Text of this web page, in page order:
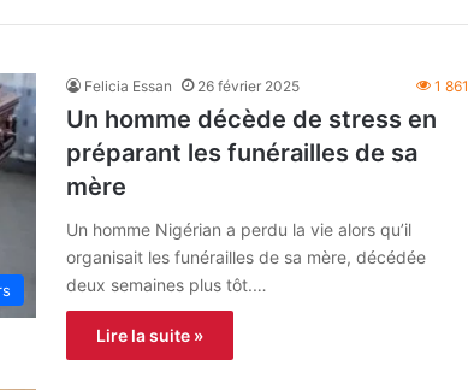
Felicia Essan 26 février 2025 1 861
Un homme décède de stress en
préparant les funérailles de sa
mère
Un homme Nigérian a perdu la vie alors qu’il
organisait les funérailles de sa mère, décédée
deux semaines plus tôt.…
Lire la suite »